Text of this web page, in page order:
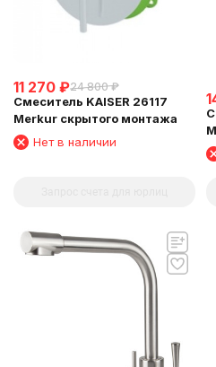
11 270 ₽24 800 ₽
Смеситель KAISER 26117
Merkur скрытого монтажа
Нет в наличии